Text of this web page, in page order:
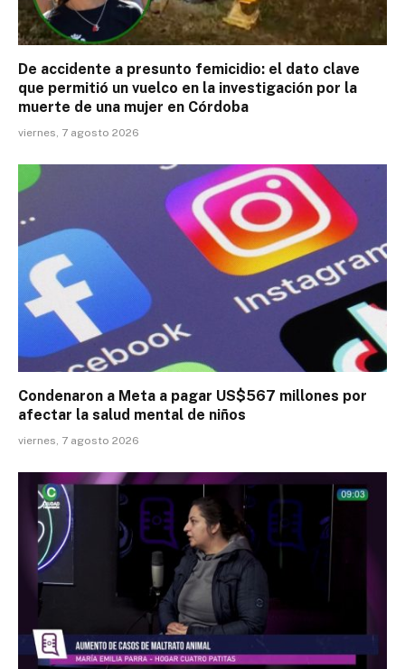
De accidente a presunto femicidio: el dato clave
que permitió un vuelco en la investigación por la
muerte de una mujer en Córdoba
viernes, 7 agosto 2026
Condenaron a Meta a pagar US$567 millones por
afectar la salud mental de niños
viernes, 7 agosto 2026